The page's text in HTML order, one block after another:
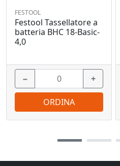
FESTOOL
Festool Tassellatore a
batteria BHC 18-Basic-
4,0
− +
ORDINA